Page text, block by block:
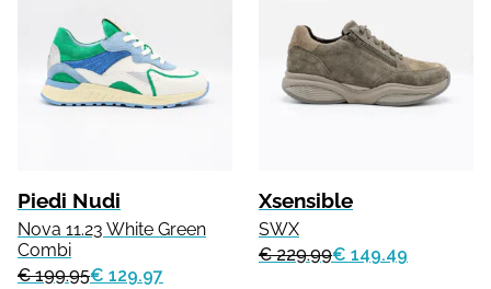
Piedi Nudi
Nova 11.23 White Green
Combi
€ 199.95€ 129.97
Xsensible
SWX
€ 229.99€ 149.49